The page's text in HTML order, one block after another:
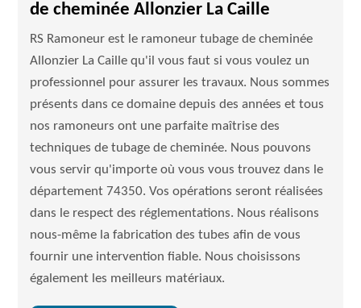
de cheminée Allonzier La Caille
RS Ramoneur est le ramoneur tubage de cheminée
Allonzier La Caille qu'il vous faut si vous voulez un
professionnel pour assurer les travaux. Nous sommes
présents dans ce domaine depuis des années et tous
nos ramoneurs ont une parfaite maîtrise des
techniques de tubage de cheminée. Nous pouvons
vous servir qu'importe où vous vous trouvez dans le
département 74350. Vos opérations seront réalisées
dans le respect des réglementations. Nous réalisons
nous-même la fabrication des tubes afin de vous
fournir une intervention fiable. Nous choisissons
également les meilleurs matériaux.